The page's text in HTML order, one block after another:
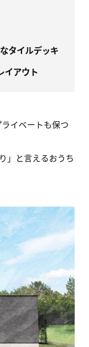
タイルデッキ
イアウト
イベートも保つ
」と言えるおうち